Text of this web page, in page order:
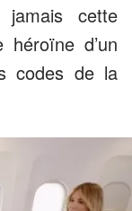
cette
héroïne d’un
codes de la